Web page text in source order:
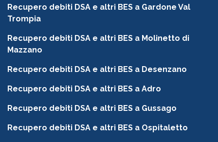
Recupero debiti DSA e altri BES a Gardone Val
Trompia
Recupero debiti DSA e altri BES a Molinetto di
Mazzano
Recupero debiti DSA e altri BES a Desenzano
Recupero debiti DSA e altri BES a Adro
Recupero debiti DSA e altri BES a Gussago
Recupero debiti DSA e altri BES a Ospitaletto